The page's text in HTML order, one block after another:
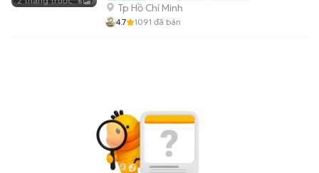
Tp Hồ Chí Minh
4.7 1091 đã bán